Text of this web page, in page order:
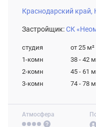
Атмосфера
Краснодарский край,
Застройщик:СК
студия от 25 м²
1-комн
38 - 42
2-комн
45 - 61
3-комн
74 - 78